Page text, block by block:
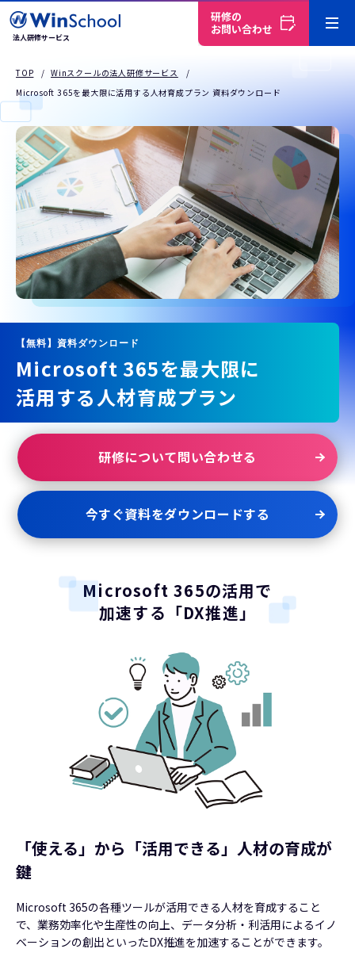
法人研修サービス
研修の
お問い合わせ
TOP
Winスクールの法人研修サービス
Microsoft 365を最大限に活用する人材育成プラン 資料ダウンロード
研修について問い合わせる
今すぐ資料をダウンロードする
【無料】資料ダウンロード
Microsoft 365を最大限に
活用する人材育成プラン
Microsoft 365の活用で
加速する「DX推進」
「使える」から「活用できる」人材の育成が
鍵
Microsoft 365の各種ツールが活用できる人材を育成すること
で、業務効率化や生産性の向上、データ分析・利活用によるイノ
ベーションの創出といったDX推進を加速することができます。